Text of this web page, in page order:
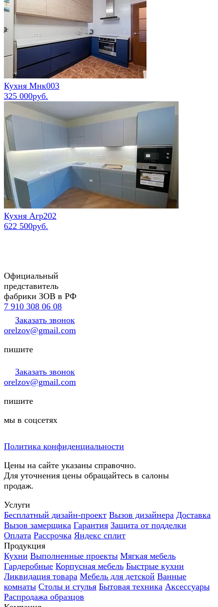
Кухня Мнк003
325 000руб.
Кухня Агр202
622 500руб.
Официальный
представитель
фабрики ЗОВ в РФ
7 910 308 06 08
Заказать звонок
orelzov@gmail.com
пишите
Заказать звонок
orelzov@gmail.com
пишите
мы в соцсетях
Политика конфиденциальности
Цены на сайте указаны справочно.
Для уточнения цены обращайтесь в салоны
продаж.
Услуги
Бесплатный дизайн-проект Вызов дизайнера Доставка
Вызов замерщика Гарантия Защита от подделки
Оплата Рассрочка Яндекс сплит
Продукция
Кухни Выполненные проекты Мягкая мебель
Гардеробные Корпусная мебель Быстрые кухни
Ликвидация товара Мебель для детской Ванные
комнаты Столы и стулья Бытовая техника Аксессуары
Распродажа образцов